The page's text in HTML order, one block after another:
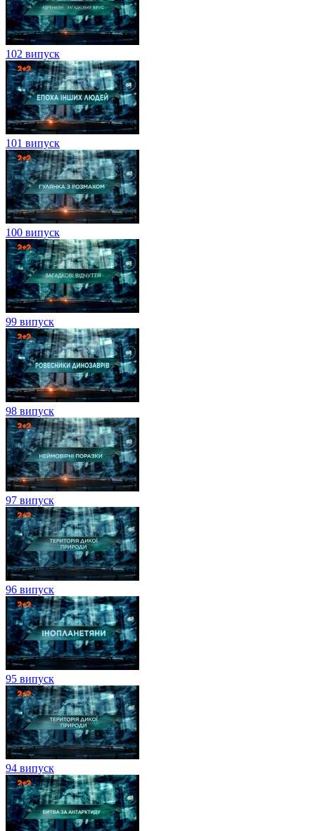
102 випуск
101 випуск
100 випуск
99 випуск
98 випуск
97 випуск
96 випуск
95 випуск
94 випуск